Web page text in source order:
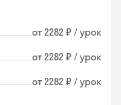
от 2282 ₽ / урок
от 2282 ₽ / урок
от 2282 ₽ / урок